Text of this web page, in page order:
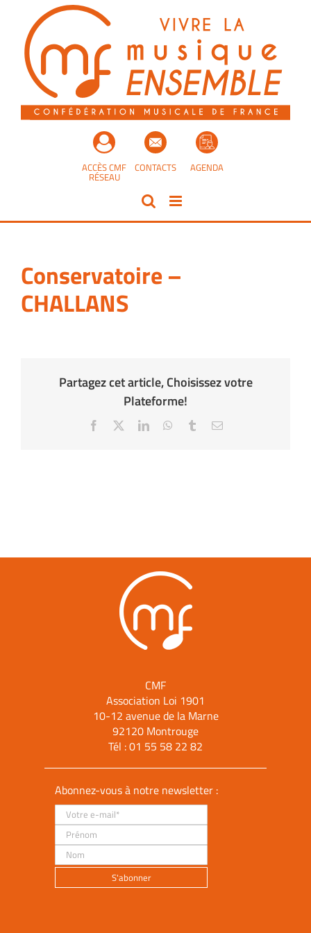
contenu
AGENDA
CONTACTS
ACCÈS CMF
RÉSEAU
Conservatoire –
CHALLANS
Partagez cet article, Choisissez votre
Plateforme!
Facebook LinkedInWhatsApp
TumblrEmail
CMF
Association Loi 1901
10-12 avenue de la Marne
92120 Montrouge
Tél :01 55 58 22 82
Abonnez-vous à notre newsletter :